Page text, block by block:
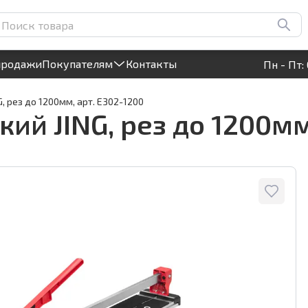
Круглосуточный! Прием заявок на сайте
Покупателям Контакты Пн - Пт:
арт. E302-1200
рез до 1200мм, арт. E302-1200
JING, рез до